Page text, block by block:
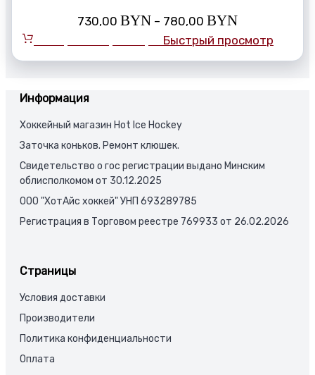
730,00 BYN – 780,00 BYNДиапазон
цен:
730,00 BYN
Быстрый просмотр
Информация
Хоккейный магазин Hot Ice Hockey
Заточка коньков. Ремонт клюшек.
Свидетельство о гос регистрации выдано Минским
облисполкомом от 30.12.2025
ООО "ХотАйс хоккей" УНП 693289785
Регистрация в Торговом реестре 769933 от 26.02.2026
Страницы
Условия доставки
Производители
Политика конфиденциальности
Оплата